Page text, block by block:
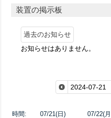
装置の掲示板
過去のお知らせ
お知らせはありません。
時間: 07/21(日) 07/22(